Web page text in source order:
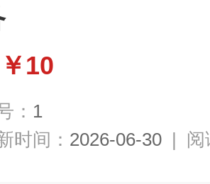
￥10
： 1
时间： 2026-06-30 | 阅